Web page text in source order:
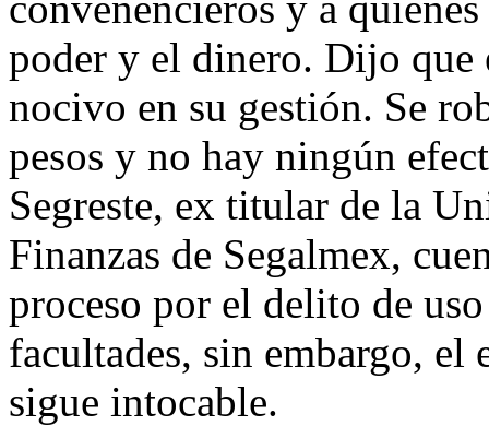
poder y el dinero. Dijo que
nocivo en su gestión. Se
pesos y no hay ningún
Segreste, ex titular de la
Finanzas de Segalmex,
proceso por el delito de
facultades, sin embargo,
sigue intocable.